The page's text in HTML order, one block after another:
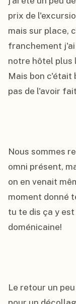
prix de
mais sur place,
franchement j'ai
notre hôtel plus
Mais bon c'était
pas de l'avoir
Nous sommes
omni présent,
on en venait
moment donné
tu te dis ça y
doménicaine!
Le retour un